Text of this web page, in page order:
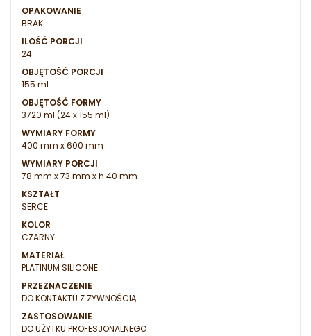
OPAKOWANIE
BRAK
ILOŚĆ PORCJI
24
OBJĘTOŚĆ PORCJI
155 ml
OBJĘTOŚĆ FORMY
3720 ml (24 x 155 ml)
WYMIARY FORMY
400 mm x 600 mm
WYMIARY PORCJI
78 mm x 73 mm x h 40 mm
KSZTAŁT
SERCE
KOLOR
CZARNY
MATERIAŁ
PLATINUM SILICONE
PRZEZNACZENIE
DO KONTAKTU Z ŻYWNOŚCIĄ
ZASTOSOWANIE
DO UŻYTKU PROFESJONALNEGO